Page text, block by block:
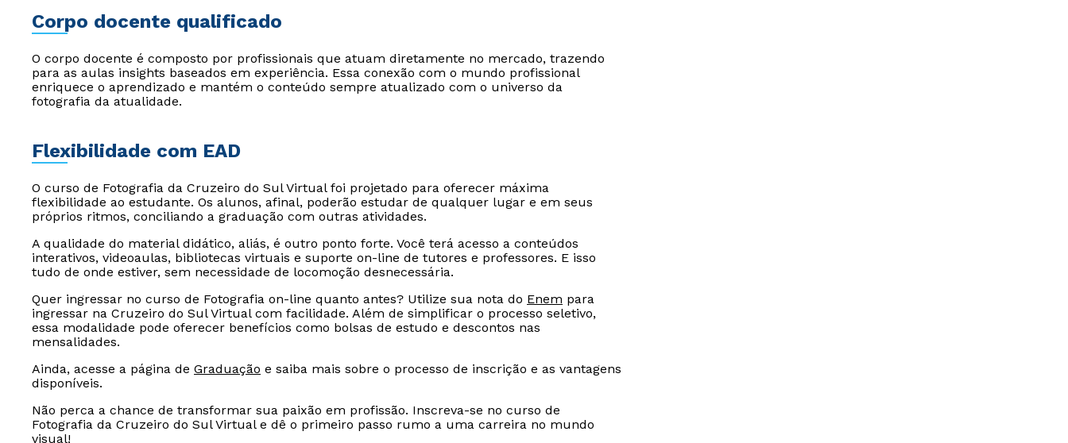
Corpo docente qualificado
O corpo docente é composto por profissionais que atuam diretamente no mercado, trazendo
para as aulas insights baseados em experiência. Essa conexão com o mundo profissional
enriquece o aprendizado e mantém o conteúdo sempre atualizado com o universo da
fotografia da atualidade.
Flexibilidade com EAD
O curso de Fotografia da Cruzeiro do Sul Virtual foi projetado para oferecer máxima
flexibilidade ao estudante. Os alunos, afinal, poderão estudar de qualquer lugar e em seus
próprios ritmos, conciliando a graduação com outras atividades.
A qualidade do material didático, aliás, é outro ponto forte. Você terá acesso a conteúdos
interativos, videoaulas, bibliotecas virtuais e suporte on-line de tutores e professores. E isso
tudo de onde estiver, sem necessidade de locomoção desnecessária.
Quer ingressar no curso de Fotografia on-line quanto antes? Utilize sua nota do Enem para
ingressar na Cruzeiro do Sul Virtual com facilidade. Além de simplificar o processo seletivo,
essa modalidade pode oferecer benefícios como bolsas de estudo e descontos nas
mensalidades.
Ainda, acesse a página de Graduação e saiba mais sobre o processo de inscrição e as vantagens
disponíveis.
Não perca a chance de transformar sua paixão em profissão. Inscreva-se no curso de
Fotografia da Cruzeiro do Sul Virtual e dê o primeiro passo rumo a uma carreira no mundo
visual!